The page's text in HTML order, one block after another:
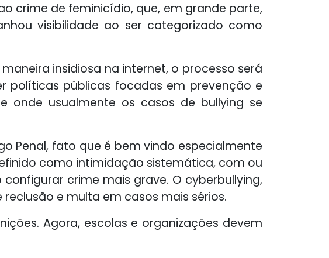
crime de feminicídio, que, em grande parte,
visibilidade ao ser categorizado como
insidiosa na internet, o processo será
políticas públicas focadas em prevenção e
onde usualmente os casos de bullying se
Penal, fato que é bem vindo especialmente
como intimidação sistemática, com ou
crime mais grave. O cyberbullying,
e multa em casos mais sérios.
Agora, escolas e organizações devem